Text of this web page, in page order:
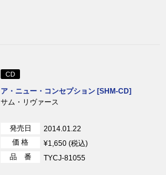
CD
ア・ニュー・コンセプション [SHM-CD]
サム・リヴァース
発売日
2014.01.22
価 格
¥1,650 (税込)
品 番
TYCJ-81055